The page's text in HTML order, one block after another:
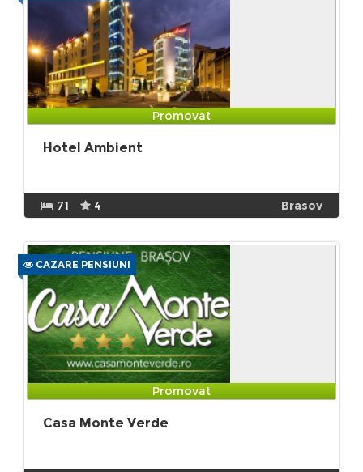
Promovat
Hotel Ambient
71 4 Brasov
CAZARE PENSIUNI
Promovat
Casa Monte Verde